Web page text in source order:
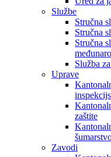
Službe
Stručna
Stručna
Stručna
Služba
Uprave
zaštite
Zavodi